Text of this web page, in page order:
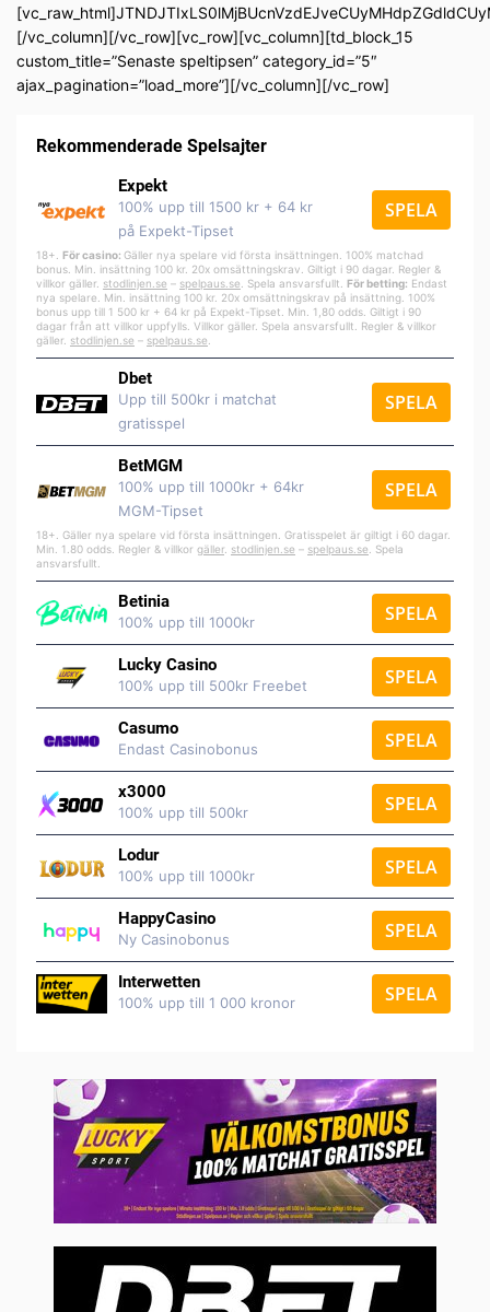
[/vc_column][/vc_row][vc_row][vc_column][td_block_15
custom_title=”Senaste speltipsen” category_id=”5″
ajax_pagination=”load_more”][/vc_column][/vc_row]
Rekommenderade Spelsajter
Expekt
100% upp till 1500 kr + 64 kr
på Expekt-Tipset
SPELA
18+. För casino: Gäller nya spelare vid första insättningen. 100% matchad
bonus. Min. insättning 100 kr. 20x omsättningskrav. Giltigt i 90 dagar. Regler &
villkor gäller. stodlinjen.se – spelpaus.se . Spela ansvarsfullt. För betting: Endast
nya spelare. Min. insättning 100 kr. 20x omsättningskrav på insättning. 100%
bonus upp till 1 500 kr + 64 kr på Expekt-Tipset. Min. 1,80 odds. Giltigt i 90
dagar från att villkor uppfylls. Villkor gäller. Spela ansvarsfullt. Regler & villkor
gäller. stodlinjen.se – spelpaus.se
Dbet
Upp till 500kr i matchat
gratisspel
SPELA
BetMGM
100% upp till 1000kr + 64kr
MGM-Tipset
SPELA
18+. Gäller nya spelare vid första insättningen. Gratisspelet är giltigt i 60 dagar.
Min. 1.80 odds. Regler & villkor gäller stodlinjen.se – spelpaus.se . Spela
ansvarsfullt.
Betinia
100% upp till 1000kr SPELA
Lucky Casino
100% upp till 500kr Freebet SPELA
Casumo
Endast Casinobonus SPELA
x3000
100% upp till 500kr SPELA
Lodur
100% upp till 1000kr SPELA
HappyCasino
Ny Casinobonus SPELA
Interwetten
100% upp till 1 000 kronor SPELA